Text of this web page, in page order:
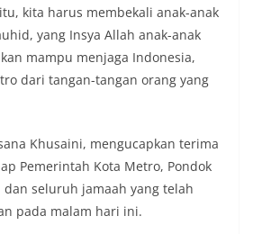
kita harus membekali anak-anak
yang Insya Allah anak-anak
mampu menjaga Indonesia,
dari tangan-tangan orang yang
Khusaini, mengucapkan terima
Pemerintah Kota Metro, Pondok
dan seluruh jamaah yang telah
pada malam hari ini.